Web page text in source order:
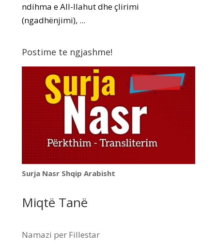
ndihma e All-llahut dhe çlirimi
(ngadhënjimi), ...
Postime te ngjashme!
Surja Nasr Shqip Arabisht
Miqtë Tanë
Namazi per Fillestar